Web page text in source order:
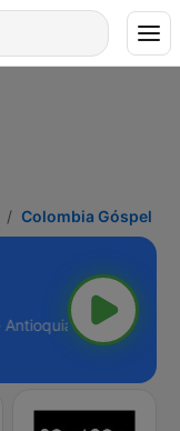
Colombia Góspel